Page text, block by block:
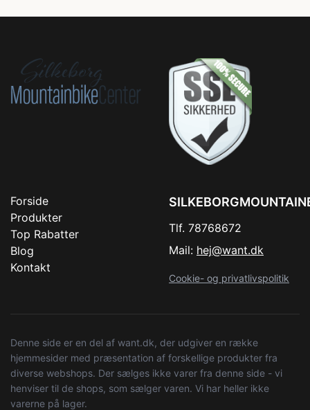
Forside
Produkter
Top Rabatter
Blog
Kontakt
Tlf. 78768672
Mail: hej@want.dk
Cookie- og privatlivspolitik
Denne side er en del af want.dk, der udgiver en række
hjemmesider med præsentation af forskellige produkter fra
diverse webshops. Der sælges ikke varer fra denne side - vi
henviser til de shops, som sælger varen. Vi har heller ikke
varerne på lager.